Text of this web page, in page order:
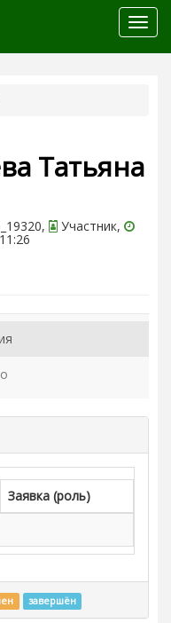
меню
Татьяна
Участник,
Заявка (роль)
завершён